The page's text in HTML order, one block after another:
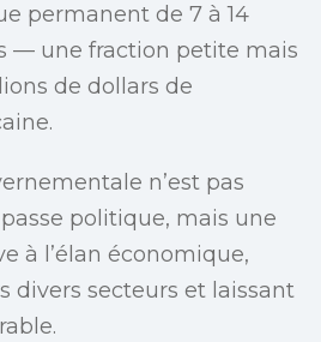
permanent de 7 à 14
— une fraction petite mais
de dollars de
n’est pas
politique, mais une
à l’élan économique,
divers secteurs et laissant